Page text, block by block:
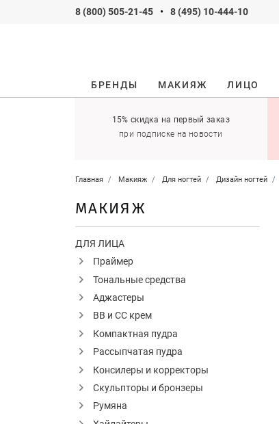
8 (800) 505-21-45 • 8 (495) 10-444-10
БРЕНДЫ МАКИЯЖ ЛИЦО
15% скидка на первый заказ
при подписке на новости
Главная Макияж Для ногтей Дизайн ногтей
МАКИЯЖ
ДЛЯ ЛИЦА
Праймер
Тональные средства
Аджастеры
ВВ и СС крем
Компактная пудра
Рассыпчатая пудра
Консилеры и корректоры
Скульпторы и бронзеры
Румяна